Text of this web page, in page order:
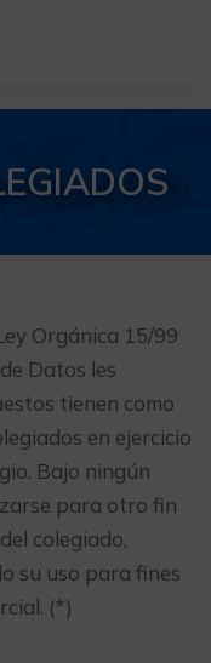
Orgánica 15/99
Datos les
tienen como
en ejercicio
Bajo ningún
para otro fin
colegiado,
su uso para fines
(*)